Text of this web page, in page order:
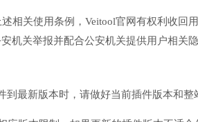
相关使用条例，Veitool官网有权利收回
机关举报并配合公安机关提供用户相关
到最新版本时，请做好当前插件版本和